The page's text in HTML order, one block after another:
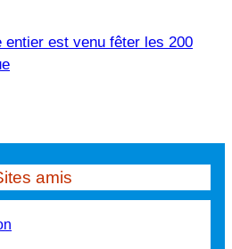
entier est venu fêter les 200
amis